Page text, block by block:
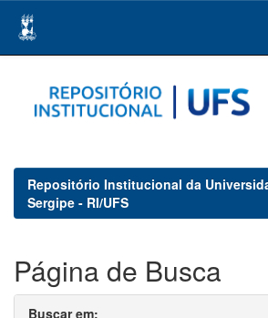
navigation
Repositório Institucional da
Sergipe - RI/UFS
Página de Busca
Buscar em: